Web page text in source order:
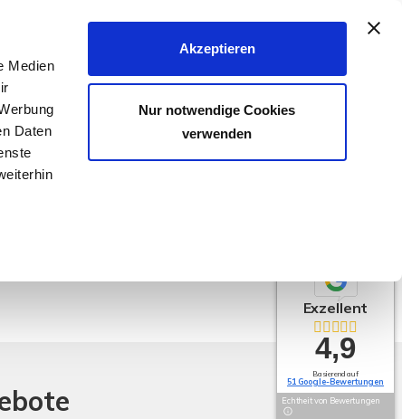
Medien
Daten
Akzeptieren
Nur notwendige Cookies
verwenden
& VERMIETER KÄUFER & MIETER KONTAKT
Exzellent
4,9
Basierend auf
51 Google-Bewertungen
Echtheit von Bewertungen